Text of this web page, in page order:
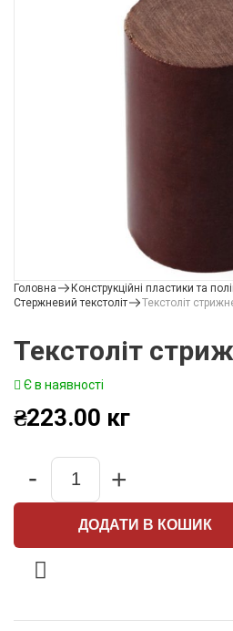
Головна Конструкційні пластики та
Стержневий текстоліт
Текстоліт
Текстоліт
Є в наявності
₴223.00 кг
Quantity
- +
ДОДАТИ В КОШИК